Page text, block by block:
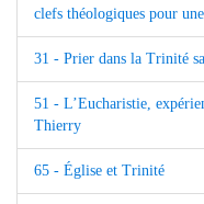
clefs théologiques pour
31 - Prier dans la Trinité
51 - L’Eucharistie,
Thierry
65 - Église et Trinité